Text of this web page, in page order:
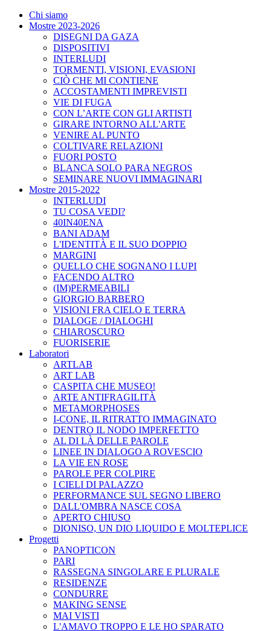
Chi siamo
Mostre 2023-2026
DISEGNI DA GAZA
DISPOSITIVI
INTERLUDI
TORMENTI, VISIONI, EVASIONI
CIÒ CHE MI CONTIENE
ACCOSTAMENTI IMPREVISTI
VIE DI FUGA
CON L’ARTE CON GLI ARTISTI
GIRARE INTORNO ALL'ARTE
VENIRE AL PUNTO
COLTIVARE RELAZIONI
FUORI POSTO
BLANCA SOLO PARA NEGROS
SEMINARE NUOVI IMMAGINARI
Mostre 2015-2022
INTERLUDI
TU COSA VEDI?
40IN40ENA
BANI ADAM
L'IDENTITÀ E IL SUO DOPPIO
MARGINI
QUELLO CHE SOGNANO I LUPI
FACENDO ALTRO
(IM)PERMEABILI
GIORGIO BARBERO
VISIONI FRA CIELO E TERRA
DIALOGE / DIALOGHI
CHIAROSCURO
FUORISERIE
Laboratori
ARTLAB
ART LAB
CASPITA CHE MUSEO!
ARTE ANTIFRAGILITÀ
METAMORPHOSES
I-CONE, IL RITRATTO IMMAGINATO
DENTRO IL NODO IMPERFETTO
AL DI LÀ DELLE PAROLE
LINEE IN DIALOGO A ROVESCIO
LA VIE EN ROSE
PAROLE PER COLPIRE
I CIELI DI PALAZZO
PERFORMANCE SUL SEGNO LIBERO
DALL'OMBRA NASCE COSA
APERTO CHIUSO
DIONISO, UN DIO LIQUIDO E MOLTEPLICE
Progetti
PANOPTICON
PARI
RASSEGNA SINGOLARE E PLURALE
RESIDENZE
CONDURRE
MAKING SENSE
MAI VISTI
L'AMAVO TROPPO E LE HO SPARATO